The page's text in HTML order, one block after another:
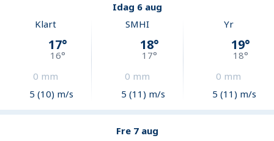
Idag 6 aug
Klart
17°
16°
0 mm
5 (10) m/s
SMHI
18°
17°
0 mm
5 (11) m/s
Yr
19°
18°
0 mm
5 (11) m/s
Fre 7 aug